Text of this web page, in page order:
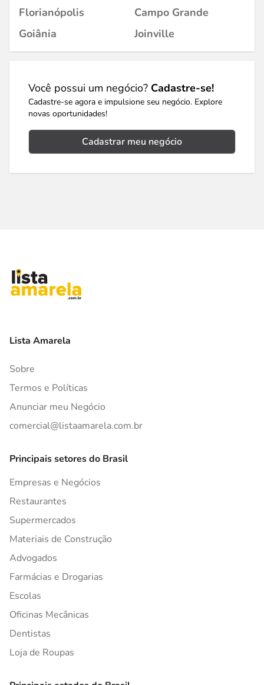
Florianópolis
Campo Grande
Goiânia
Joinville
Você possui um negócio? Cadastre-se!
Cadastre-se agora e impulsione seu negócio. Explore
novas oportunidades!
Cadastrar meu negócio
Lista Amarela
Sobre
Termos e Políticas
Anunciar meu Negócio
comercial@listaamarela.com.br
Principais setores do Brasil
Empresas e Negócios
Restaurantes
Supermercados
Materiais de Construção
Advogados
Farmácias e Drogarias
Escolas
Oficinas Mecânicas
Dentistas
Loja de Roupas